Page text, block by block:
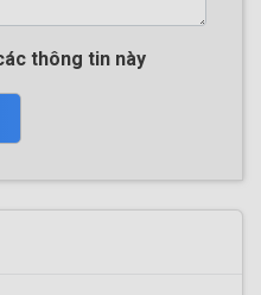
thông tin này